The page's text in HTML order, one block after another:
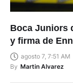
Boca Juniors
y firma de
agosto 7, 7:51 AM
By Martin Alvarez